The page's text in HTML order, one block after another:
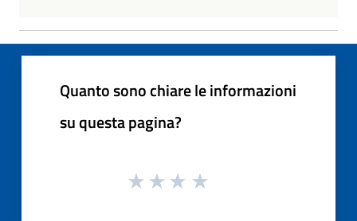
Quanto sono chiare le informazioni
su questa pagina?